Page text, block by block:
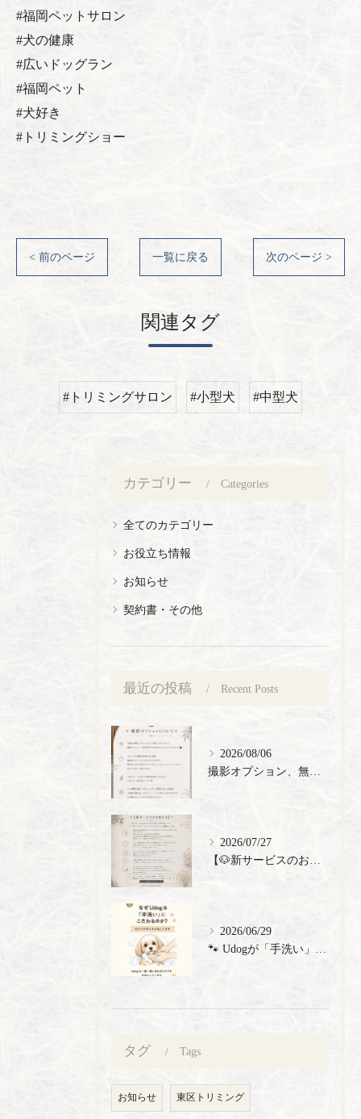
#福岡ペットサロン
#犬の健康
#広いドッグラン
#福岡ペット
#犬好き
#トリミングショー
< 前のページ 一覧に戻る 次のページ >
関連タグ
#トリミングサロン #小型犬 #中型犬
カテゴリー Categories
全てのカテゴリー
お役立ち情報
お知らせ
契約書・その他
最近の投稿 Recent Posts
2026/08/06
2026/07/27
2026/06/29
タグ Tags
お知らせ 東区トリミング